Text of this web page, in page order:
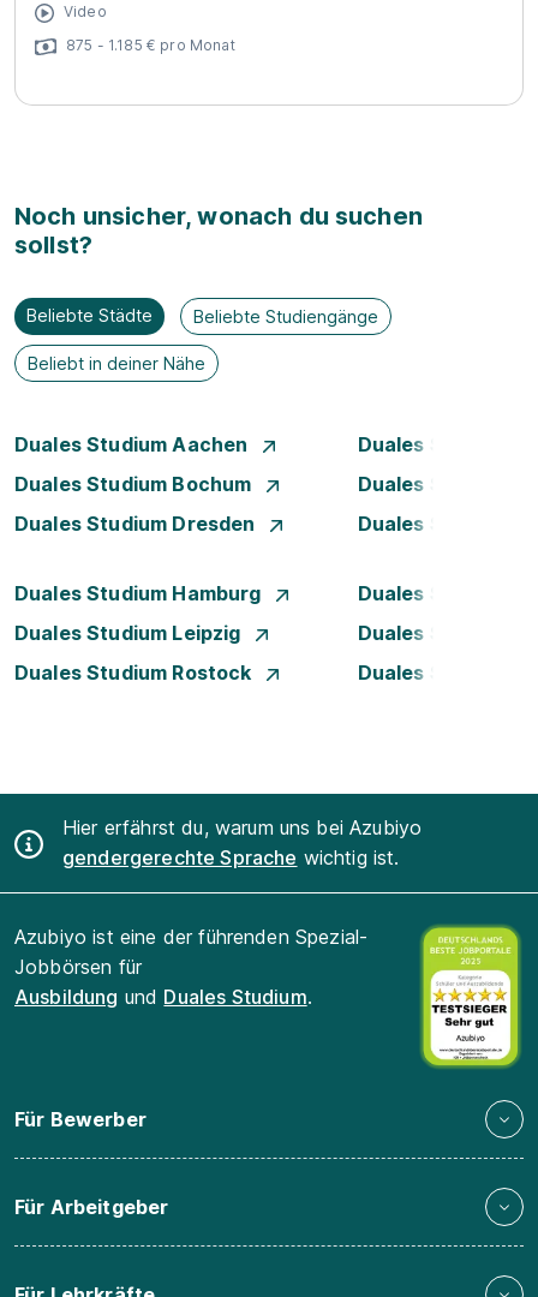
Video
875 - 1.185 € pro Monat
Noch unsicher, wonach du suchen
sollst?
Beliebte Städte Beliebte Studiengänge
Beliebt in deiner Nähe
Duales Studium Aachen
Duales Studium
Duales Studium Bochum
Duales Studium
Duales Studium Dresden
Duales Studium
Duales Studium Hamburg
Duales Studium
Duales Studium Leipzig
Duales Studium
Duales Studium Rostock
Duales Studium
Hier erfährst du, warum uns bei Azubiyo
gendergerechte Sprache wichtig ist.
Azubiyo ist eine der führenden Spezial-
Jobbörsen für
Ausbildung und Duales Studium.
Für Bewerber
Für Arbeitgeber